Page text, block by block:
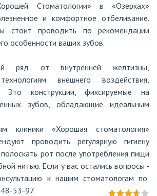
Стоматологии» в «Озерках»
и комфортное отбеливание.
стоит проводить по рекомендации
особенности ваших зубов.
ряд от внутренней желтизны,
внешнего воздействия,
Это конструкции, фиксируемые на
зубов, обладающие идеальным
клиники «Хорошая стоматология»
проводить регулярную гигиену
рот после употребления пищи
нитью. Если у вас остались вопросы -
к нашим стоматологам по
53-97.